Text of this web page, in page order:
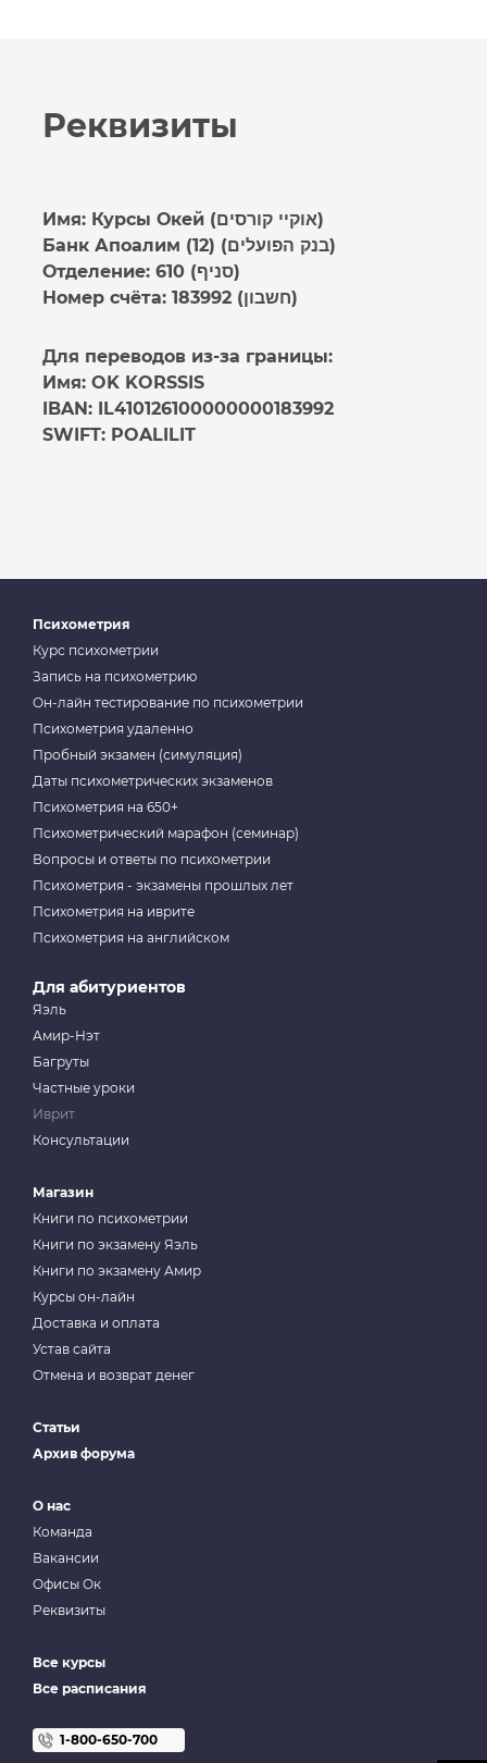
Реквизиты
Имя: Курсы Окей (אוקיי קורסים)
Банк Апоалим (12) (בנק הפועלים)
Отделение: 610 (סניף)
Номер счёта: 183992 (חשבון)
Для переводов из-за границы:
Имя: OK KORSSIS
IBAN: IL410126100000000183992
SWIFT: POALILIT
Психометрия
Курс психометрии
Запись на психометрию
Он-лайн тестирование по психометрии
Психометрия удаленно
Пробный экзамен (симуляция)
Даты психометрических экзаменов
Психометрия на 650+
Психометрический марафон (семинар)
Вопросы и ответы по психометрии
Психометрия - экзамены прошлых лет
Психометрия на иврите
Психометрия на английском
Для абитуриентов
Яэль
Амир-Нэт
Багруты
Частные уроки
Иврит
Консультации
Магазин
Книги по психометрии
Книги по экзамену Яэль
Книги по экзамену Амир
Курсы он-лайн
Доставка и оплата
Устав сайта
Отмена и возврат денег
Статьи
Архив форума
О нас
Команда
Вакансии
Офисы Ок
Реквизиты
Все курсы
Все расписания
1-800-650-700